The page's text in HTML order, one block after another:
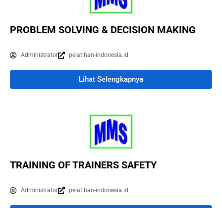
PROBLEM SOLVING & DECISION MAKING
Administrator pelatihan-indonesia.id
Lihat Selengkapnya
TRAINING OF TRAINERS SAFETY
Administrator pelatihan-indonesia.id